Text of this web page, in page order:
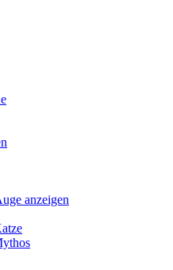
anzeigen